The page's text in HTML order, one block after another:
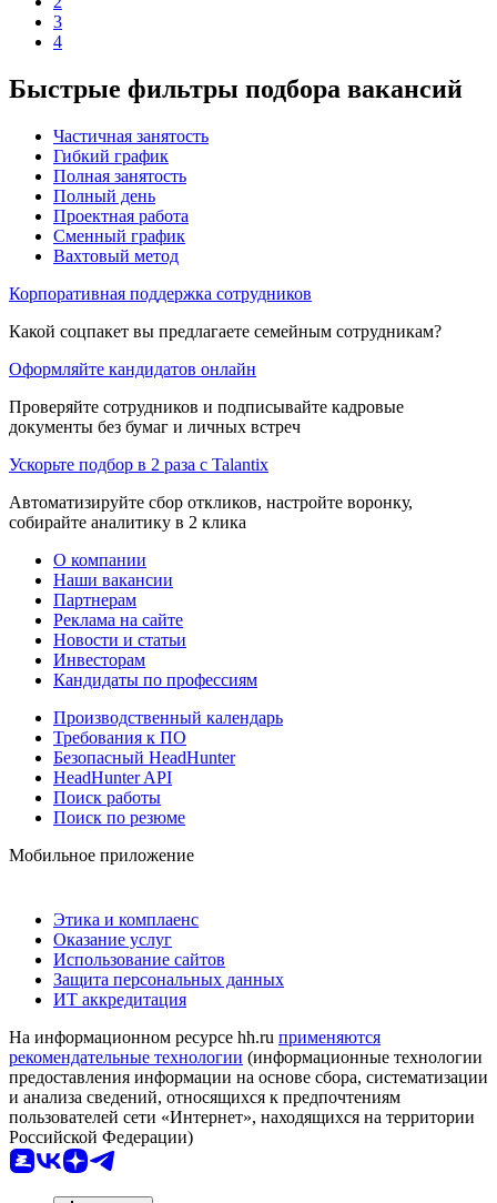
3
4
Быстрые фильтры подбора вакансий
Частичная занятость
Гибкий график
Полная занятость
Полный день
Проектная работа
Сменный график
Вахтовый метод
Корпоративная поддержка сотрудников
Какой соцпакет вы предлагаете семейным сотрудникам?
Оформляйте кандидатов онлайн
Проверяйте сотрудников и подписывайте кадровые
документы без бумаг и личных встреч
Ускорьте подбор в 2 раза с Talantix
Автоматизируйте сбор откликов, настройте воронку,
собирайте аналитику в 2 клика
О компании
Наши вакансии
Партнерам
Реклама на сайте
Новости и статьи
Инвесторам
Кандидаты по профессиям
Производственный календарь
Требования к ПО
Безопасный HeadHunter
HeadHunter API
Поиск работы
Поиск по резюме
Мобильное приложение
Этика и комплаенс
Оказание услуг
Использование сайтов
Защита персональных данных
ИТ аккредитация
На информационном ресурсе hh.ru применяются
рекомендательные технологии (информационные технологии
предоставления информации на основе сбора, систематизации
и анализа сведений, относящихся к предпочтениям
пользователей сети «Интернет», находящихся на территории
Российской Федерации)